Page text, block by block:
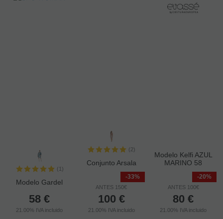
(1)
Modelo Gardel
58 €
21.00% IVA incluido
(2)
Conjunto Arsala
-33%
ANTES 150€
100 €
21.00% IVA incluido
Modelo Kelfi AZUL
MARINO 58
-20%
ANTES 100€
80 €
21.00% IVA incluido